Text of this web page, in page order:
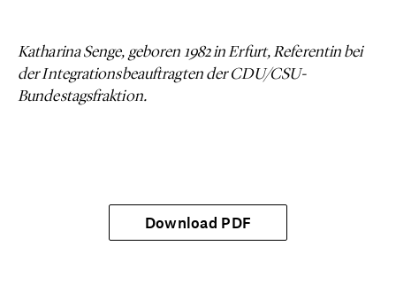
Katharina Senge, geboren 1982 in Erfurt, Referentin bei
der Integrationsbeauftragten der CDU/CSU-
Bundestagsfraktion.
Download PDF